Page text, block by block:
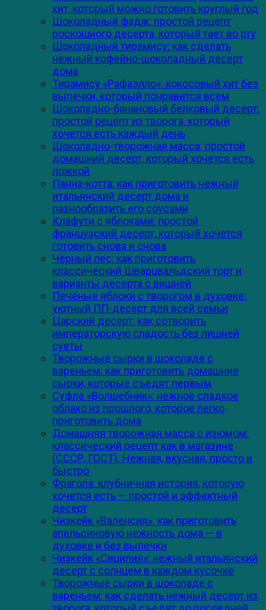
хит, который можно готовить круглый год
Шоколадный фадж: простой рецепт
роскошного десерта, который тает во рту
Шоколадный тирамису: как сделать
нежный кофейно-шоколадный десерт
дома
Тирамису «Рафаэлло»: кокосовый хит без
выпечки, который понравится всем
Шоколадно-банановый белковый десерт:
простой рецепт из творога, который
хочется есть каждый день
Шоколадно-творожная масса: простой
домашний десерт, который хочется есть
ложкой
Панна-котта: как приготовить нежный
итальянский десерт дома и
разнообразить его соусами
Клафути с яблоками: простой
французский десерт, который хочется
готовить снова и снова
Чёрный лес: как приготовить
классический Шварцвальдский торт и
варианты десерта с вишней
Печёные яблоки с творогом в духовке:
уютный ПП-десерт для всей семьи
Царский десерт: как сотворить
императорскую сладость без лишней
суеты
Творожные сырки в шоколаде с
вареньем: как приготовить домашние
сырки, которые съедят первым
Суфле «Волшебник»: нежное сладкое
облако из прошлого, которое легко
приготовить дома
Домашняя творожная масса с изюмом:
классический рецепт как в магазине
(СССР, ГОСТ). Нежная, вкусная, просто и
быстро
Фрагола: клубничная история, которую
хочется есть — простой и эффектный
десерт
Чизкейк «Валенсия»: как приготовить
апельсиновую нежность дома — в
духовке и без выпечки
Чизкейк «Сицилия»: нежный итальянский
десерт с солнцем в каждом кусочке
Творожные сырки в шоколаде с
вареньем: как сделать нежный десерт из